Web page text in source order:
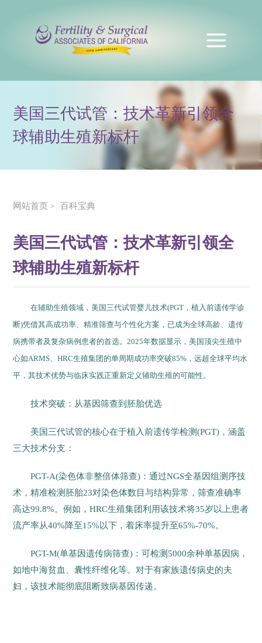
美国三代试管：技术革新引领全
球辅助生殖新标杆
网站首页 > 百科宝典
美国三代试管：技术革新引领全
球辅助生殖新标杆
在辅助生殖领域，美国三代试管婴儿技术(PGT，植入前遗传学诊
断)凭借其高成功率、精准筛查与个性化方案，已成为全球高龄、遗传
病携带者及复杂病例患者的首选。2025年数据显示，美国顶尖生殖中
心如ARMS、HRC生殖集团的单周期成功率突破85%，远超全球平均水
平，其技术优势与临床实践正重新定义辅助生殖的可能性。
技术突破：从基因筛查到胚胎优选
美国三代试管的核心在于植入前遗传学检测(PGT)，涵盖
三大技术分支：
PGT-A(染色体非整倍体筛查)：通过NGS全基因组测序技
术，精准检测胚胎23对染色体数目与结构异常，筛查准确率
高达99.8%。例如，HRC生殖集团利用该技术将35岁以上患者
流产率从40%降至15%以下，着床率提升至65%-70%。
PGT-M(单基因遗传病筛查)：可检测5000余种单基因病，
如地中海贫血、囊性纤维化等。对于有家族遗传病史的夫
妇，该技术能彻底阻断致病基因传递。